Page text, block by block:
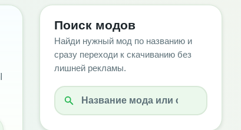
Поиск модов
Найди нужный мод по названию и
сразу переходи к скачиванию без
лишней рекламы.